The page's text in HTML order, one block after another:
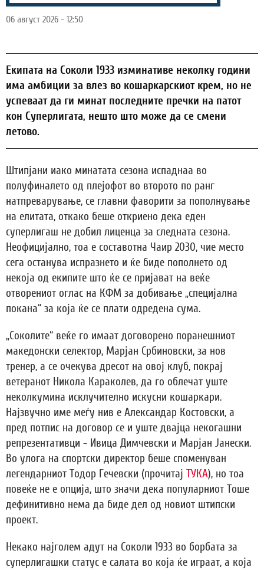
06 август 2026 - 12:50
Екипата на Соколи 1933 изминативе неколку години
има амбиции за влез во кошаркарскиот крем, но не
успеваат да ги минат последните пречки на патот
кон Суперлигата, нешто што може да се смени
летово.
Штипјани иако минатата сезона испаднаа во
полуфиналето од плејофот во второто по ранг
натпреварување, се главни фаворити за пополнување
на елитата, откако беше откриено дека еден
суперлигаш не добил лиценца за следната сезона.
Неофицијално, тоа е составотна Чаир 2030, чие место
сега останува испразнето и ќе биде пополнето од
некоја од екипите што ќе се пријават на веќе
отворениот оглас на КФМ за добивање „специјална
покана“ за која ќе се плати одредена сума.
„Соколите“ веќе го имаат договорено поранешниот
македонски селектор, Марјан Србиновски, за нов
тренер, а се очекува дресот на овој клуб, покрај
ветеранот Никола Караколев, да го облечат уште
неколкумина исклучително искусни кошаркари.
Најзвучно име меѓу нив е Александар Костовски, а
пред потпис на договор се и уште двајца некогашни
репрезентативци - Ивица Димчевски и Марјан Јанески.
Во улога на спортски директор беше споменуван
легендарниот Тодор Гечевски (прочитај ТУКА), но тоа
повеќе не е опција, што значи дека популарниот Тоше
дефинитивно нема да биде дел од новиот штипски
проект.
Некако најголем адут на Соколи 1933 во борбата за
суперлигашки статус е салата во која ќе играат, а која